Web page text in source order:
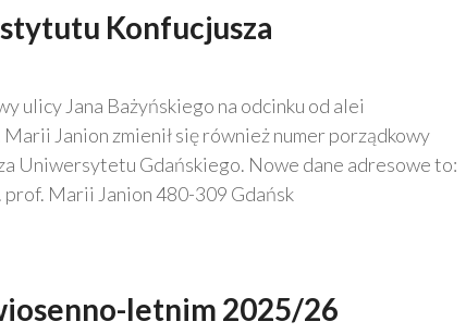
Konfucjusza
ulicy Jana Bażyńskiego na odcinku od alei
Janion zmienił się również numer porządkowy
Uniwersytetu Gdańskiego. Nowe dane adresowe to:
Marii Janion 480-309 Gdańsk
letnim 2025/26